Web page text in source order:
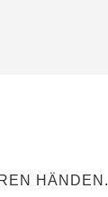
HÄNDEN.